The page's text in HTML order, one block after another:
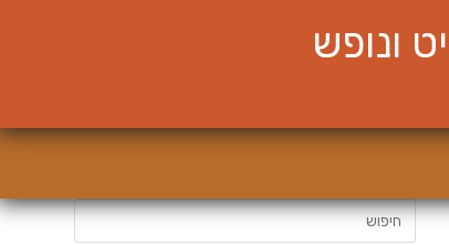
ונופש
חיפוש: